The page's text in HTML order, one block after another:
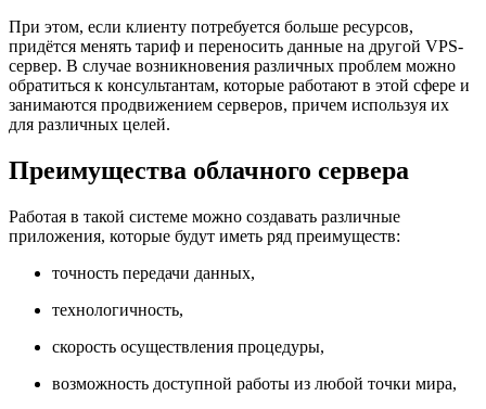
При этом, если клиенту потребуется больше ресурсов,
придётся менять тариф и переносить данные на другой VPS-
сервер. В случае возникновения различных проблем можно
обратиться к консультантам, которые работают в этой сфере и
занимаются продвижением серверов, причем используя их
для различных целей.
Преимущества облачного сервера
Работая в такой системе можно создавать различные
приложения, которые будут иметь ряд преимуществ:
точность передачи данных,
технологичность,
скорость осуществления процедуры,
возможность доступной работы из любой точки мира,